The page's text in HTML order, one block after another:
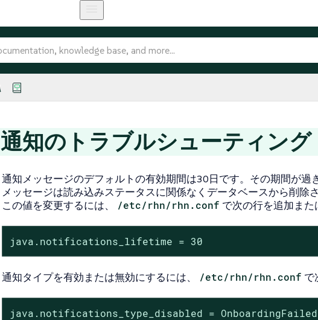
通知のトラブルシューティング
通知メッセージのデフォルトの有効期間は30日です。その期間が過
メッセージは読み込みステータスに関係なくデータベースから削除さ
この値を変更するには、
/etc/rhn/rhn.conf で次の行を追加また
java.notifications_lifetime = 30
通知タイプを有効または無効にするには、 /etc/rhn/rhn.conf で
java.notifications_type_disabled =